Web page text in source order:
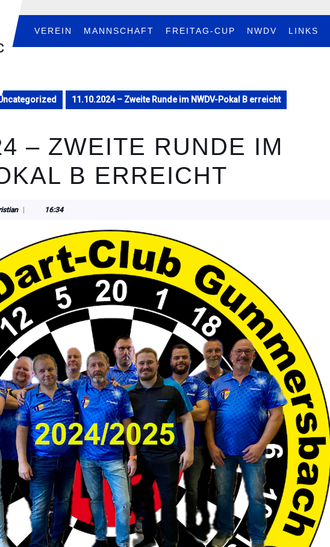
VEREIN MANNSCHAFT FREITAG-CUP NWDV LINKS
11.10.2024 – Zweite Runde im NWDV-Pokal B erreicht
– ZWEITE RUNDE IM
B ERREICHT
Christian16:34